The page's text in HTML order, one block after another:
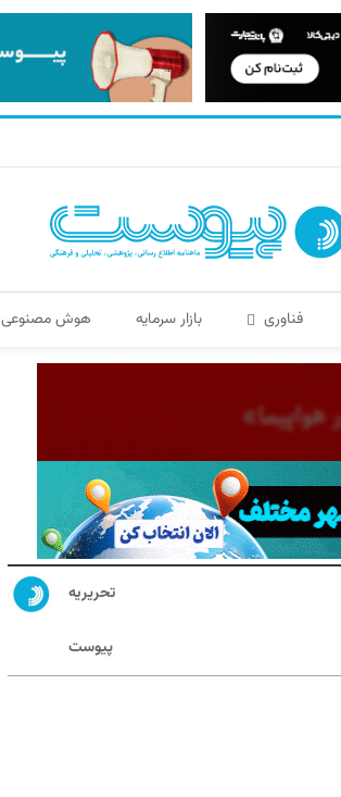
فناوری بازار سرمایه هوش مصنوعی
تحریریه
پیوست